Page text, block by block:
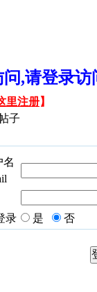
问,请登录
里注册】
子
名
录
是 否